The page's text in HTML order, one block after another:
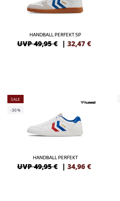
HANDBALL PERFEKT SP
UVP 49,95 € | 32,47 €
SALE
-30%
HANDBALL PERFEKT
UVP 49,95 € | 34,96 €